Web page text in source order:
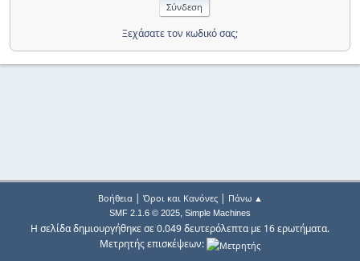
Ξεχάσατε τον κωδικό σας;
Βοήθεια| Όροι και Κανόνες| Πάνω ▲
SMF 2.1.6 © 2025, Simple Machines
Η σελίδα δημιουργήθηκε σε 0.049 δευτερόλεπτα με 16 ερωτήματα.
Μετρητής επισκέψεων: